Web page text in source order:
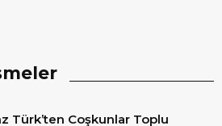
Türk’ten Coşkunlar Toplu